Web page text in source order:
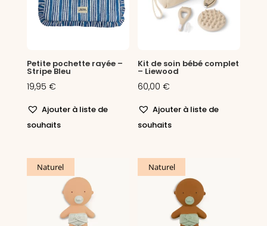
Petite pochette rayée –
Stripe Bleu
19,95 €
Ajouter à liste de
souhaits
Kit de soin bébé complet
– Liewood
60,00€
Ajouter à liste de
souhaits
Naturel Naturel